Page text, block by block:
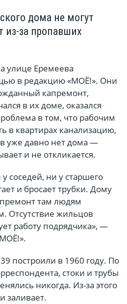
дома не могут
из-за пропавших
улице Еремеева
в редакцию «МОЁ!». Они
капремонт,
в их доме, оказался
в том, что рабочим
в квартирах канализацию,
уже давно нет дома —
и не откликается.
соседей, ни у старшего
и бросает трубки. Дому
там людям
Отсутствие жильцов
работу подрядчика», —
построили в 1960 году. По
стоки и трубы
никогда. Из-за этого
заливает.